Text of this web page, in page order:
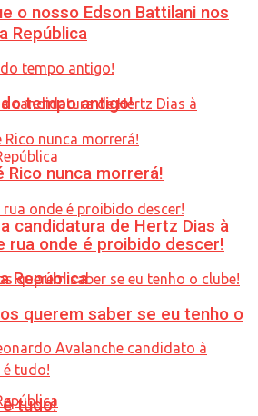
República
candidatura de Hertz Dias à
República
o nosso Edson Battilani nos
tempo antigo!
Rico nunca morrerá!
rua onde é proibido descer!
querem saber se eu tenho o
é tudo!